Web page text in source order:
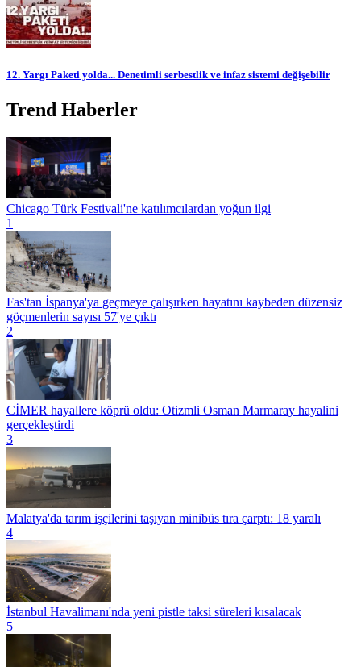
12. Yargı Paketi yolda... Denetimli serbestlik ve infaz sistemi değişebilir
Trend Haberler
Chicago Türk Festivali'ne katılımcılardan yoğun ilgi
1
Fas'tan İspanya'ya geçmeye çalışırken hayatını kaybeden düzensiz
göçmenlerin sayısı 57'ye çıktı
2
CİMER hayallere köprü oldu: Otizmli Osman Marmaray hayalini
gerçekleştirdi
3
Malatya'da tarım işçilerini taşıyan minibüs tıra çarptı: 18 yaralı
4
İstanbul Havalimanı'nda yeni pistle taksi süreleri kısalacak
5